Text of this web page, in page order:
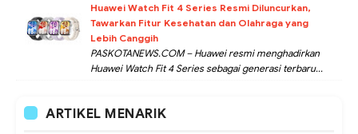
Huawei Watch Fit 4 Series Resmi Diluncurkan,
Tawarkan Fitur Kesehatan dan Olahraga yang
Lebih Canggih
PASKOTANEWS.COM – Huawei resmi menghadirkan
Huawei Watch Fit 4 Series sebagai generasi terbaru...
ARTIKEL MENARIK